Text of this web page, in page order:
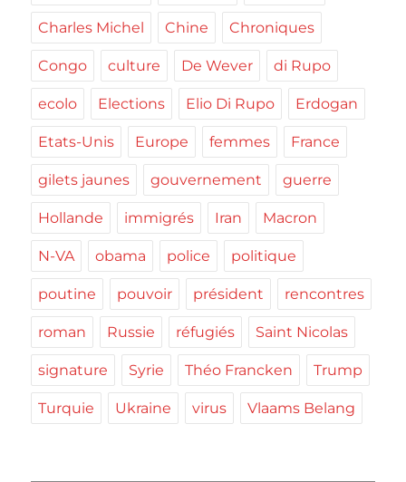
Charles Michel Chine Chroniques
Congo culture De Wever di Rupo
ecolo Elections Elio Di Rupo Erdogan
Etats-Unis Europe femmes France
gilets jaunes gouvernement guerre
Hollande immigrés Iran Macron
N-VA obama police politique
poutine pouvoir président rencontres
roman Russie réfugiés Saint Nicolas
signature Syrie Théo Francken Trump
Turquie Ukraine virus Vlaams Belang